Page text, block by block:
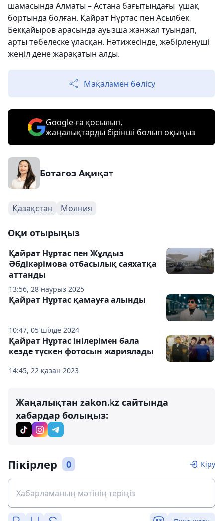
шамасында Алматы – Астана бағытындағы ұшақ
бортында болған. Қайрат Нұртас пен Асылбек
Бекқайыров арасында ауызша жанжал туындап,
арты төбелеске ұласқан. Нәтижесінде, жәбірленуші
жеңіл дене жарақатын алды.
Мақаламен бөлісу
Google-ға қосылып,
жаңалықтарды бірінші болып оқыңыз
Ботагөз Ақиқат
Қазақстан Молния
Оқи отырыңыз
13:56, 28 наурыз 2025
Қайрат Нұртас пен Жұлдыз
Әбдікәрімова отбасылық саяхатқа
аттанды
10:47, 05 шілде 2024
Қайрат Нұртас қамауға алынды
14:45, 22 қазан 2023
Қайрат Нұртас інілерімен бала
кезде түскен фотосын жариялады
Жаңалықтан zakon.kz сайтында
хабардар болыңыз:
Пікірлер 0 Кіру